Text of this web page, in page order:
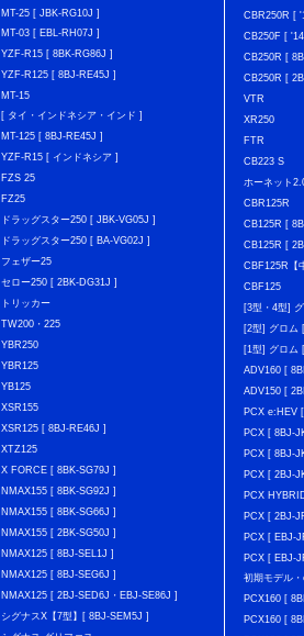
MT-25 [ JBK-RG10J ]
MT-03 [ EBL-RH07J ]
YZF-R15 [ 8BK-RG86J ]
YZF-R125 [ 8BJ-RE45J ]
MT-15
[ タイ・インドネシア・インド ]
MT-125 [ 8BJ-RE45J ]
YZF-R15 [ インドネシア ]
FZS 25
FZ25
ドラッグスター250 [ JBK-VG05J ]
ドラッグスター250 [ BA-VG02J ]
フェザー25
セロー250 [ 2BK-DG31J ]
トリッカー
TW200・225
YBR250
YBR125
YB125
XSR155
XSR125 [ 8BJ-RE46J ]
XTZ125
X FORCE [ 8BK-SG79J ]
NMAX155 [ 8BK-SG92J ]
NMAX155 [ 8BK-SG66J ]
NMAX155 [ 2BK-SG50J ]
NMAX125 [ 8BJ-SEL1J ]
NMAX125 [ 8BJ-SEG6J ]
NMAX125 [ 2BJ-SED6J・EBJ-SE86J ]
シグナスX【7型】[ 8BJ-SEM5J ]
CBR250R [
CB250F [
CB250R [
CB250R [
VTR
XR250
FTR
CB223 S
ホーネット
CBR125R
CB125R [
CB125R [
CBF125R【
CBF125
[3型・4型]
[2型] グロム
[1型] グロム
ADV160 [
ADV150 [
PCX e:HEV
PCX [ 8BJ-
PCX [ 8BJ-
PCX [ 2BJ-
PCX
PCX [ 2BJ-
PCX [ EBJ-
PCX [ EBJ-
初期モデル
PCX160 [
PCX160 [